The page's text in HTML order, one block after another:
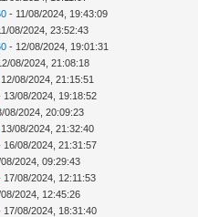
- 11/08/2024, 19:43:09
08/2024, 23:52:43
- 12/08/2024, 19:01:31
08/2024, 21:08:18
08/2024, 21:15:51
13/08/2024, 19:18:52
08/2024, 20:09:23
08/2024, 21:32:40
16/08/2024, 21:31:57
2024, 09:29:43
17/08/2024, 12:11:53
2024, 12:45:26
17/08/2024, 18:31:40